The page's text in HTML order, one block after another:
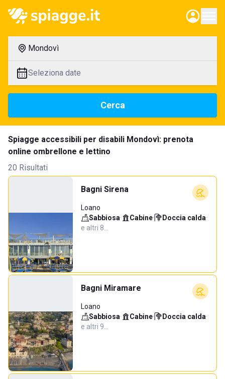
Mondovì
Seleziona date
Cerca
Spiagge accessibili per disabili Mondovì: prenota
online ombrellone e lettino
20 Risultati
Bagni Sirena
Loano
Sabbiosa· Cabine· Doccia calda·
e altri 8…
Bagni Miramare
Loano
Sabbiosa· Cabine· Doccia calda·
e altri 9…